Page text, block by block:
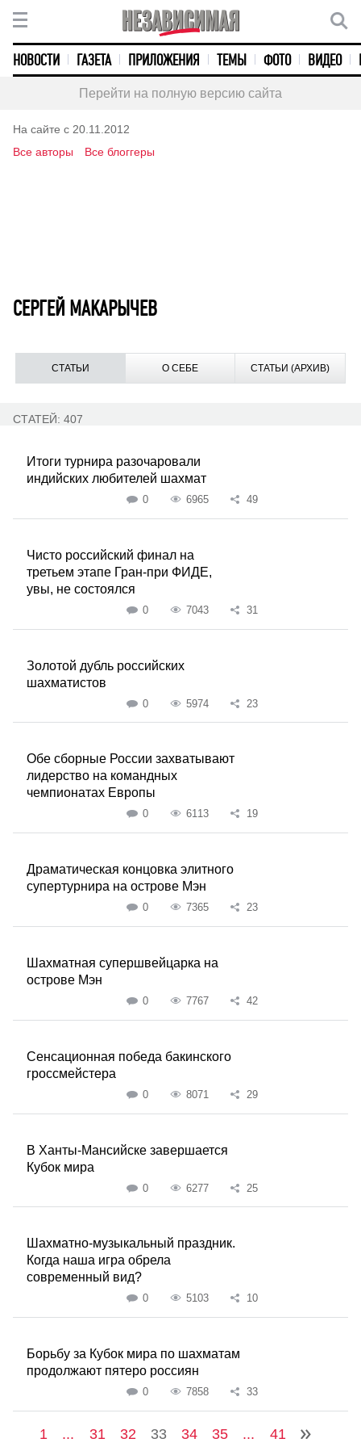
НОВОСТИ ГАЗЕТА ПРИЛОЖЕНИЯ ТЕМЫ ФОТО ВИДЕО
Перейти на полную версию сайта
На сайте с 20.11.2012
Все авторы
Все блоггеры
СЕРГЕЙ МАКАРЫЧЕВ
СТАТЬИ О СЕБЕ СТАТЬИ (АРХИВ)
СТАТЕЙ: 407
Итоги турнира разочаровали
индийских любителей шахмат
0 6965 49
Чисто российский финал на
третьем этапе Гран-при ФИДЕ,
увы, не состоялся
0 7043 31
Золотой дубль российских
шахматистов
0 5974 23
Обе сборные России захватывают
лидерство на командных
чемпионатах Европы
0 6113 19
Драматическая концовка элитного
супертурнира на острове Мэн
0 7365 23
Шахматная супершвейцарка на
острове Мэн
0 7767 42
Сенсационная победа бакинского
гроссмейстера
0 8071 29
В Ханты-Мансийске завершается
Кубок мира
0 6277 25
Шахматно-музыкальный праздник.
Когда наша игра обрела
современный вид?
0 5103 10
Борьбу за Кубок мира по шахматам
продолжают пятеро россиян
0 7858 33
1 ... 31 32 33 34 35 ... 41